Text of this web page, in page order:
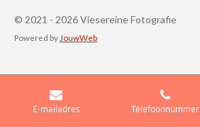
© 2021 - 2026 Viesereine Fotografie
Powered by JouwWeb
E-mailadres Telefoonnummer